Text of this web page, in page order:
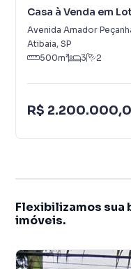
Casa à Venda em
Avenida Amador
Atibaia, SP
500m² 3 2
R$
Flexibilizamos sua
imóveis.